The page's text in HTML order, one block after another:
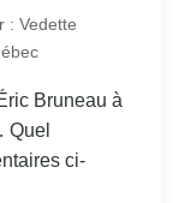
: Vedette
Bruneau à
Quel
ci-